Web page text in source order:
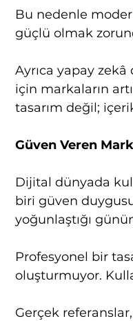
Bu nedenle
güçlü olmak
Ayrıca yapay
için markaların
tasarım değil;
Güven Veren
Dijital dünyada
biri güven
yoğunlaştığı
Profesyonel bir
oluşturmuyor.
Gerçek referanslar,